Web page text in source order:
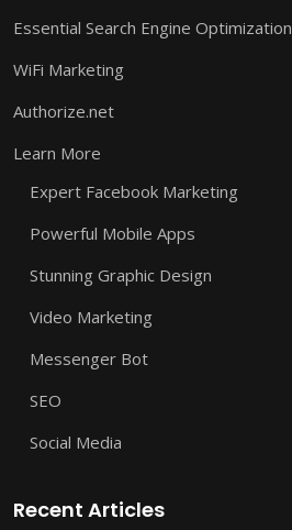
Essential Search Engine Optimization
WiFi Marketing
Authorize.net
Learn More
Expert Facebook Marketing
Powerful Mobile Apps
Stunning Graphic Design
Video Marketing
Messenger Bot
SEO
Social Media
Recent Articles